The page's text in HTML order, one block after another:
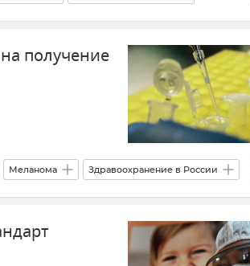
получение
Меланома Здравоохранение в России